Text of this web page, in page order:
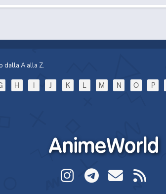
dalla A alla Z.
H I J K L M N O P
AnimeWorld